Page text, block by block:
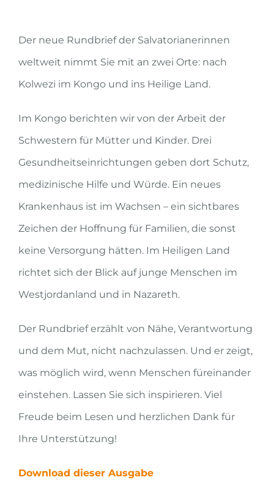
Der neue Rundbrief der Salvatorianerinnen
weltweit nimmt Sie mit an zwei Orte: nach
Kolwezi im Kongo und ins Heilige Land.
Im Kongo berichten wir von der Arbeit der
Schwestern für Mütter und Kinder. Drei
Gesundheitseinrichtungen geben dort Schutz,
medizinische Hilfe und Würde. Ein neues
Krankenhaus ist im Wachsen – ein sichtbares
Zeichen der Hoffnung für Familien, die sonst
keine Versorgung hätten. Im Heiligen Land
richtet sich der Blick auf junge Menschen im
Westjordanland und in Nazareth.
Der Rundbrief erzählt von Nähe, Verantwortung
und dem Mut, nicht nachzulassen. Und er zeigt,
was möglich wird, wenn Menschen füreinander
einstehen. Lassen Sie sich inspirieren. Viel
Freude beim Lesen und herzlichen Dank für
Ihre Unterstützung!
Download dieser Ausgabe